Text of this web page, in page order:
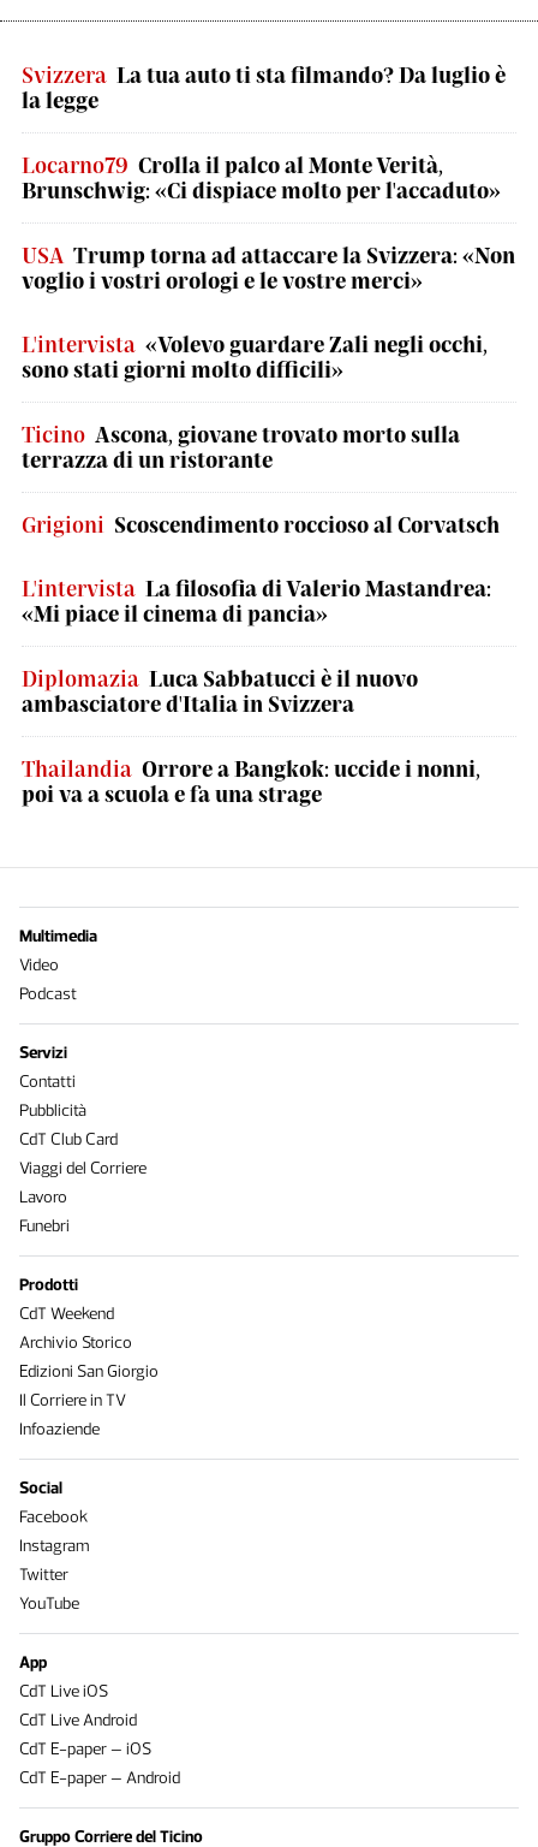
Svizzera La tua auto ti sta filmando? Da luglio è
la legge
Locarno79 Crolla il palco al Monte Verità,
Brunschwig: «Ci dispiace molto per l'accaduto»
USA Trump torna ad attaccare la Svizzera: «Non
voglio i vostri orologi e le vostre merci»
L'intervista «Volevo guardare Zali negli occhi,
sono stati giorni molto difficili»
Ticino Ascona, giovane trovato morto sulla
terrazza di un ristorante
Grigioni Scoscendimento roccioso al Corvatsch
L'intervista La filosofia di Valerio Mastandrea:
«Mi piace il cinema di pancia»
Diplomazia Luca Sabbatucci è il nuovo
ambasciatore d'Italia in Svizzera
Thailandia Orrore a Bangkok: uccide i nonni,
poi va a scuola e fa una strage
Multimedia
Video
Podcast
Servizi
Contatti
Pubblicità
CdT Club Card
Viaggi del Corriere
Lavoro
Funebri
Prodotti
CdT Weekend
Archivio Storico
Edizioni San Giorgio
Il Corriere in TV
Infoaziende
Social
Facebook
Instagram
Twitter
YouTube
App
CdT Live iOS
CdT Live Android
CdT E-paper – iOS
CdT E-paper – Android
Gruppo Corriere del Ticino